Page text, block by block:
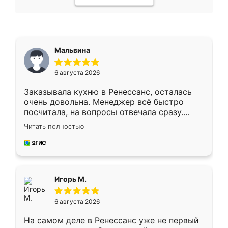
Мальвина
6 августа 2026
Заказывала кухню в Ренессанс, осталась
очень довольна. Менеджер всё быстро
посчитала, на вопросы отвечала сразу.
Замерщик приехал в субботу, подошёл к
делу со всей ответственностью. Собрали
за день, ребята работали аккуратно, даже
Читать полностью
Игорь М.
6 августа 2026
На самом деле в Ренессанс уже не первый